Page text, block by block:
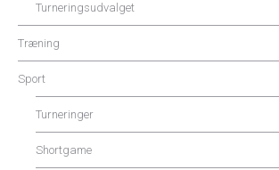
Turneringsudvalget
Træning
Sport
Turneringer
Shortgame